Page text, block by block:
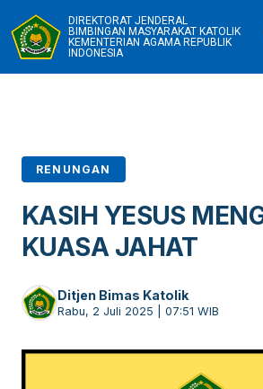
DIREKTORAT JENDERAL
BIMBINGAN MASYARAKAT KATOLIK
KEMENTERIAN AGAMA REPUBLIK
INDONESIA
RENUNGAN
KASIH YESUS
KUASA JAHAT
Ditjen Bimas Katolik
Rabu, 2 Juli 2025 | 07:51 WIB